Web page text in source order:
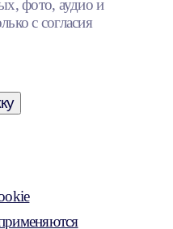
фото, аудио и
с согласия